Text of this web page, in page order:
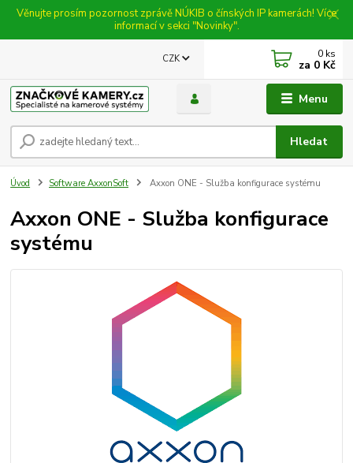
Věnujte prosím pozornost zprávě NÚKIB o čínských IP kamerách! Více
informací v sekci "Novinky".
Menu
CZK
Hledat
0 ks
za 0 Kč
Úvod Software AxxonSoft Axxon ONE - Služba konfigurace systému
Axxon ONE - Služba konfigurace
systému